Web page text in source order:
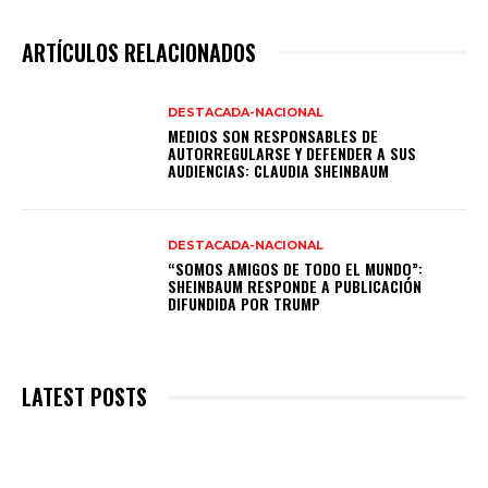
ARTÍCULOS RELACIONADOS
DESTACADA-NACIONAL
MEDIOS SON RESPONSABLES DE
AUTORREGULARSE Y DEFENDER A SUS
AUDIENCIAS: CLAUDIA SHEINBAUM
DESTACADA-NACIONAL
“SOMOS AMIGOS DE TODO EL MUNDO”:
SHEINBAUM RESPONDE A PUBLICACIÓN
DIFUNDIDA POR TRUMP
LATEST POSTS